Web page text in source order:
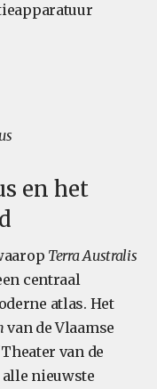
en het
Terra Australis
centraal
atlas. Het
van de Vlaamse
van de
nieuwste